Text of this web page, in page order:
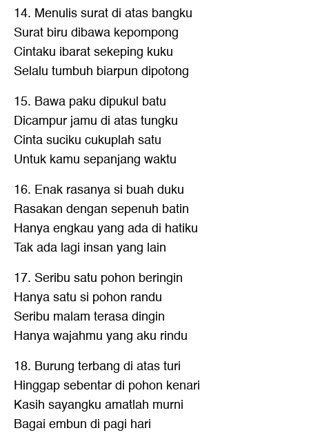
14. Menulis surat di atas bangku
Surat biru dibawa kepompong
Cintaku ibarat sekeping kuku
Selalu tumbuh biarpun dipotong
15. Bawa paku dipukul batu
Dicampur jamu di atas tungku
Cinta suciku cukuplah satu
Untuk kamu sepanjang waktu
16. Enak rasanya si buah duku
Rasakan dengan sepenuh batin
Hanya engkau yang ada di hatiku
Tak ada lagi insan yang lain
17. Seribu satu pohon beringin
Hanya satu si pohon randu
Seribu malam terasa dingin
Hanya wajahmu yang aku rindu
18. Burung terbang di atas turi
Hinggap sebentar di pohon kenari
Kasih sayangku amatlah murni
Bagai embun di pagi hari